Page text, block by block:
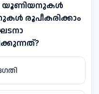
യൂണിയനുകൾ
രൂപീകരിക്കാം